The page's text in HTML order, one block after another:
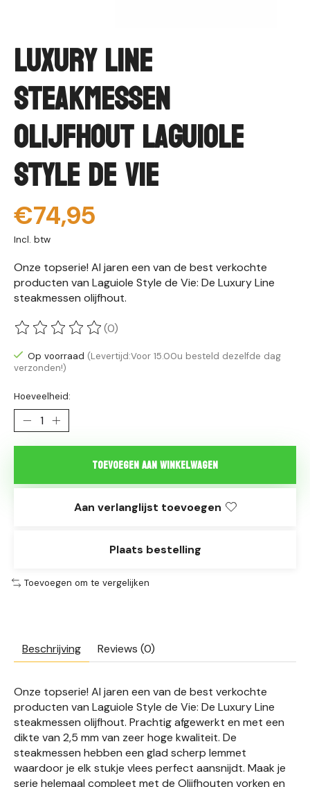
Luxury Line
Steakmessen
Olijfhout Laguiole
Style de Vie
€74,95
Incl. btw
Onze topserie! Al jaren een van de best verkochte
producten van Laguiole Style de Vie: De Luxury Line
steakmessen olijfhout.
De beoordeling van dit product is
(0)
Op voorraad (Levertijd:Voor 15.00u besteld dezelfde dag
verzonden!)
Hoeveelheid:
Toevoegen aan winkelwagen
Aan verlanglijst toevoegen
Plaats bestelling
Toevoegen om te vergelijken
Beschrijving Reviews (0)
Onze topserie! Al jaren een van de best verkochte
producten van Laguiole Style de Vie: De Luxury Line
steakmessen olijfhout. Prachtig afgewerkt en met een
dikte van 2,5 mm van zeer hoge kwaliteit. De
steakmessen hebben een glad scherp lemmet
waardoor je elk stukje vlees perfect aansnijdt. Maak je
serie helemaal compleet met de Olijfhouten vorken en